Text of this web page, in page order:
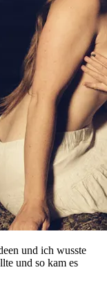
und ich wusste
und so kam es